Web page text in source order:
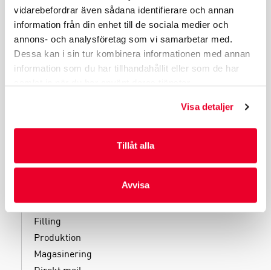
vidarebefordrar även sådana identifierare och annan
information från din enhet till de sociala medier och
annons- och analysföretag som vi samarbetar med.
Dessa kan i sin tur kombinera informationen med annan
information som du har tillhandahållit eller som de har
Visa detaljer
Tillåt alla
Avvisa
PRODUKTGRUPPER
INDUSTRIFÖRPACKNINGAR
REKLAMFÖRPACKNINGAR
LAMINERADE FÖRPACKNINGAR
KUVERT OCH POSTFÖRPACKNINGAR
Kliniska tester
Filling
Produktion
Magasinering